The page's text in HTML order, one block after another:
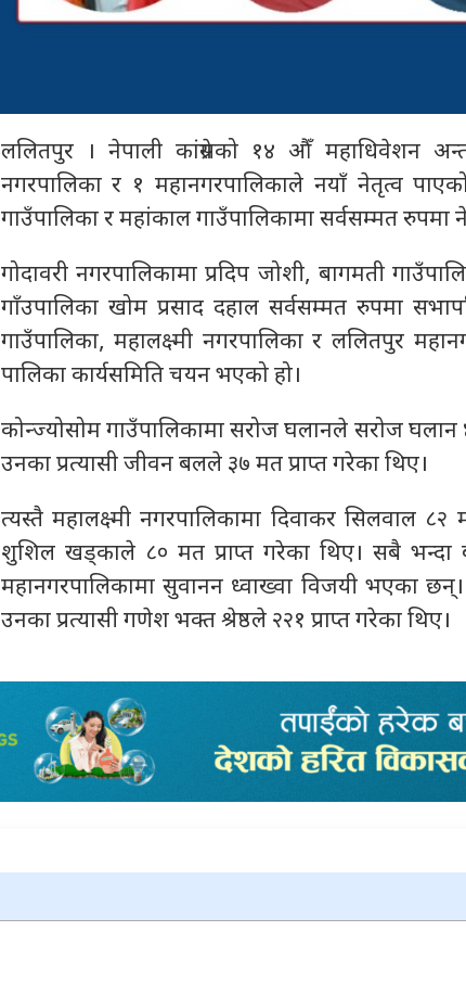
ललितपुर । नेपाली कांग्रेसको १४ औँ महाधिवेशन
नगरपालिका र १ महानगरपालिकाले नयाँ नेतृत्व
गाउँपालिका र महांकाल गाउँपालिकामा सर्वसम्मत
गोदावरी नगरपालिकामा प्रदिप जोशी, बागमती
गाँउपालिका खोम प्रसाद दहाल सर्वसम्मत रुपमा
गाउँपालिका, महालक्ष्मी नगरपालिका र ललितपुर
पालिका कार्यसमिति चयन भएको हो।
कोन्ज्योसोम गाउँपालिकामा सरोज घलानले सरोज घलान
उनका प्रत्यासी जीवन बलले ३७ मत प्राप्त गरेका थिए।
त्यस्तै महालक्ष्मी नगरपालिकामा दिवाकर सिलवाल
शुशिल खड्काले ८० मत प्राप्त गरेका थिए। सबै भन्दा
महानगरपालिकामा सुवानन ध्वाख्वा विजयी भएका
उनका प्रत्यासी गणेश भक्त श्रेष्ठले २२१ प्राप्त गरेका थिए।